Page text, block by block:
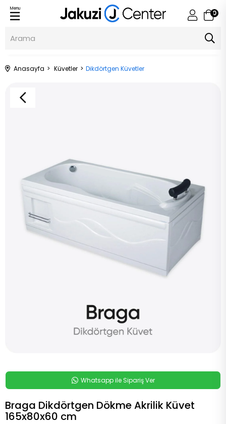
0
Menu
Anasayfa Küvetler Dikdörtgen Küvetler
Whatsapp ile Sipariş Ver
Braga Dikdörtgen Dökme Akrilik Küvet
165x80x60 cm